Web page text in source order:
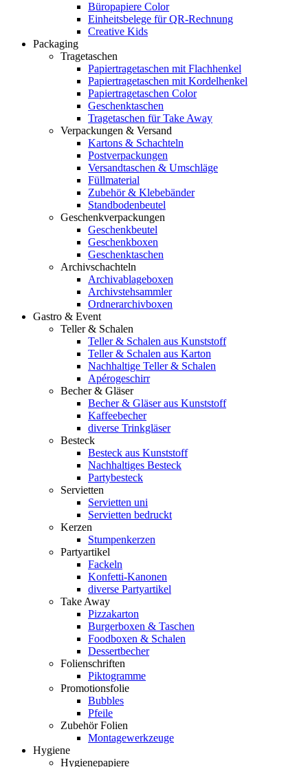
Büropapiere Color
Einheitsbelege für QR-Rechnung
Creative Kids
Packaging
Tragetaschen
Papiertragetaschen mit Flachhenkel
Papiertragetaschen mit Kordelhenkel
Papiertragetaschen Color
Geschenktaschen
Tragetaschen für Take Away
Verpackungen & Versand
Kartons & Schachteln
Postverpackungen
Versandtaschen & Umschläge
Füllmaterial
Zubehör & Klebebänder
Standbodenbeutel
Geschenkverpackungen
Geschenkbeutel
Geschenkboxen
Geschenktaschen
Archivschachteln
Archivablageboxen
Archivstehsammler
Ordnerarchivboxen
Gastro & Event
Teller & Schalen
Teller & Schalen aus Kunststoff
Teller & Schalen aus Karton
Nachhaltige Teller & Schalen
Apérogeschirr
Becher & Gläser
Becher & Gläser aus Kunststoff
Kaffeebecher
diverse Trinkgläser
Besteck
Besteck aus Kunststoff
Nachhaltiges Besteck
Partybesteck
Servietten
Servietten uni
Servietten bedruckt
Kerzen
Stumpenkerzen
Partyartikel
Fackeln
Konfetti-Kanonen
diverse Partyartikel
Take Away
Pizzakarton
Burgerboxen & Taschen
Foodboxen & Schalen
Dessertbecher
Folienschriften
Piktogramme
Promotionsfolie
Bubbles
Pfeile
Zubehör Folien
Montagewerkzeuge
Hygiene
Hygienepapiere